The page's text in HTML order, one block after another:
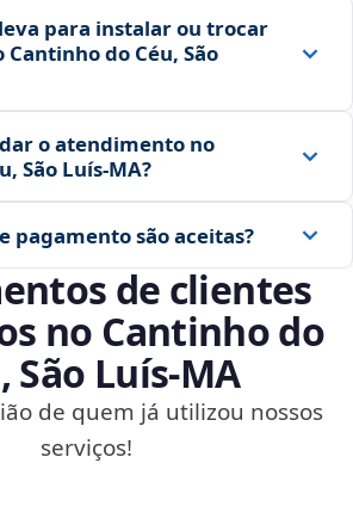
para instalar ou trocar
do Céu, São
o atendimento no
São Luís‑MA?
pagamento são aceitas?
de clientes
no Cantinho do
São Luís‑MA
de quem já utilizou nossos
serviços!